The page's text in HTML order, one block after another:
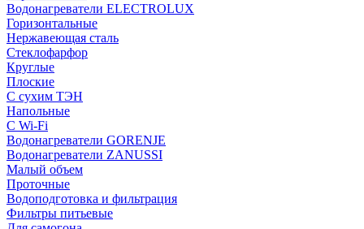
Водонагреватели ELECTROLUX
Горизонтальные
Нержавеющая сталь
Стеклофарфор
Круглые
Плоские
С сухим ТЭН
Напольные
С Wi-Fi
Водонагреватели GORENJE
Водонагреватели ZANUSSI
Малый объем
Проточные
Водоподготовка и фильтрация
Фильтры питьевые